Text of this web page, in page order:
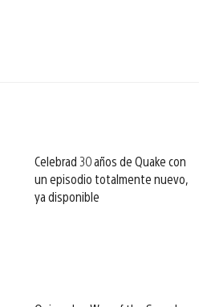
Celebrad 30 años de Quake con
un episodio totalmente nuevo,
ya disponible